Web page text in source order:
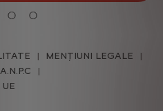
MENȚIUNI LEGALE
A.N.P.C